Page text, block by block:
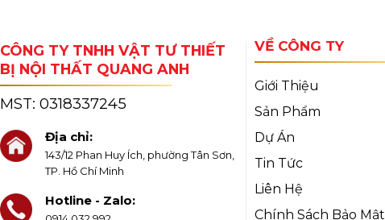
CÔNG TY TNHH VẬT TƯ THIẾT
BỊ NỘI THẤT QUANG ANH
MST:0318337245
Địa chỉ:
143/12 Phan Huy Ích, phường Tân Sơn,
TP. Hồ Chí Minh
Hotline - Zalo:
VỀ CÔNG TY
Giới Thiệu
Sản Phẩm
Dự Án
Tin Tức
Liên Hệ
Chính Sách Bảo Mật